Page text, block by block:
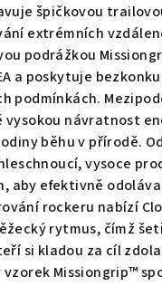
špičkovou
extrémních
podrážkou
a poskytuje
podmínkách.
návratnost
běhu v přírodě.
vysoce
aby efektivně
rockeru nabízí
rytmus, čímž
si kladou za cíl
Missiongrip™